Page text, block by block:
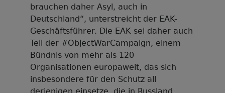
brauchen daher Asyl, auch in
Deutschland“, unterstreicht der EAK-
Geschäftsführer. Die EAK sei daher auch
Teil der #ObjectWarCampaign, einem
Bündnis von mehr als 120
Organisationen europaweit, das sich
insbesondere für den Schutz all
derjenigen einsetze, die in Russland,